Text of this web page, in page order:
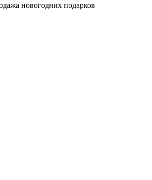
новогодних подарков